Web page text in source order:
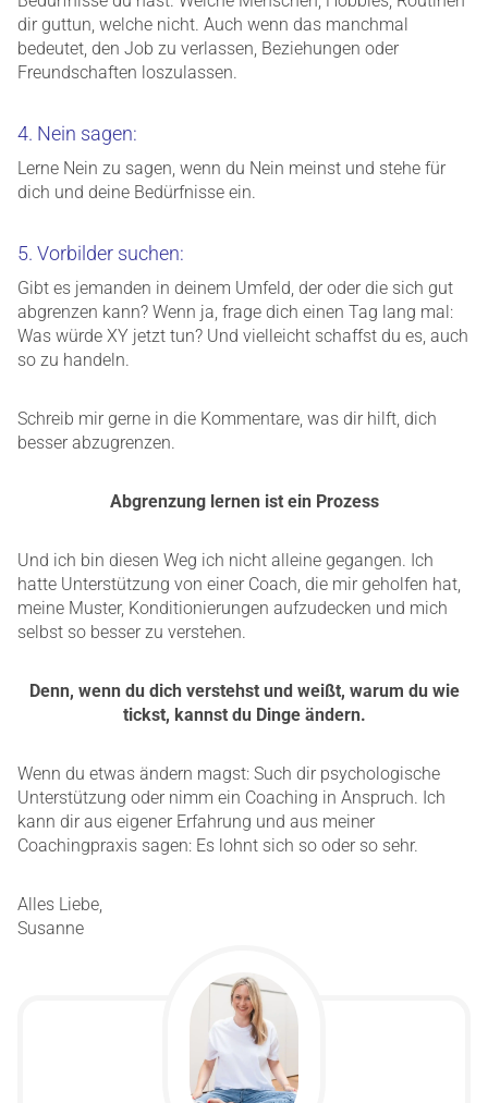
dir guttun, welche nicht. Auch wenn das manchmal
bedeutet, den Job zu verlassen, Beziehungen oder
Freundschaften loszulassen.
4. Nein sagen:
Lerne Nein zu sagen, wenn du Nein meinst und stehe für
dich und deine Bedürfnisse ein.
5. Vorbilder suchen:
Gibt es jemanden in deinem Umfeld, der oder die sich gut
abgrenzen kann? Wenn ja, frage dich einen Tag lang mal:
Was würde XY jetzt tun? Und vielleicht schaffst du es, auch
so zu handeln.
Schreib mir gerne in die Kommentare, was dir hilft, dich
besser abzugrenzen.
Abgrenzung lernen ist ein Prozess
Und ich bin diesen Weg ich nicht alleine gegangen. Ich
hatte Unterstützung von einer Coach, die mir geholfen hat,
meine Muster, Konditionierungen aufzudecken und mich
selbst so besser zu verstehen.
Denn, wenn du dich verstehst und weißt, warum du wie
tickst, kannst du Dinge ändern.
Wenn du etwas ändern magst: Such dir psychologische
Unterstützung oder nimm ein Coaching in Anspruch. Ich
kann dir aus eigener Erfahrung und aus meiner
Coachingpraxis sagen: Es lohnt sich so oder so sehr.
Alles Liebe,
Susanne